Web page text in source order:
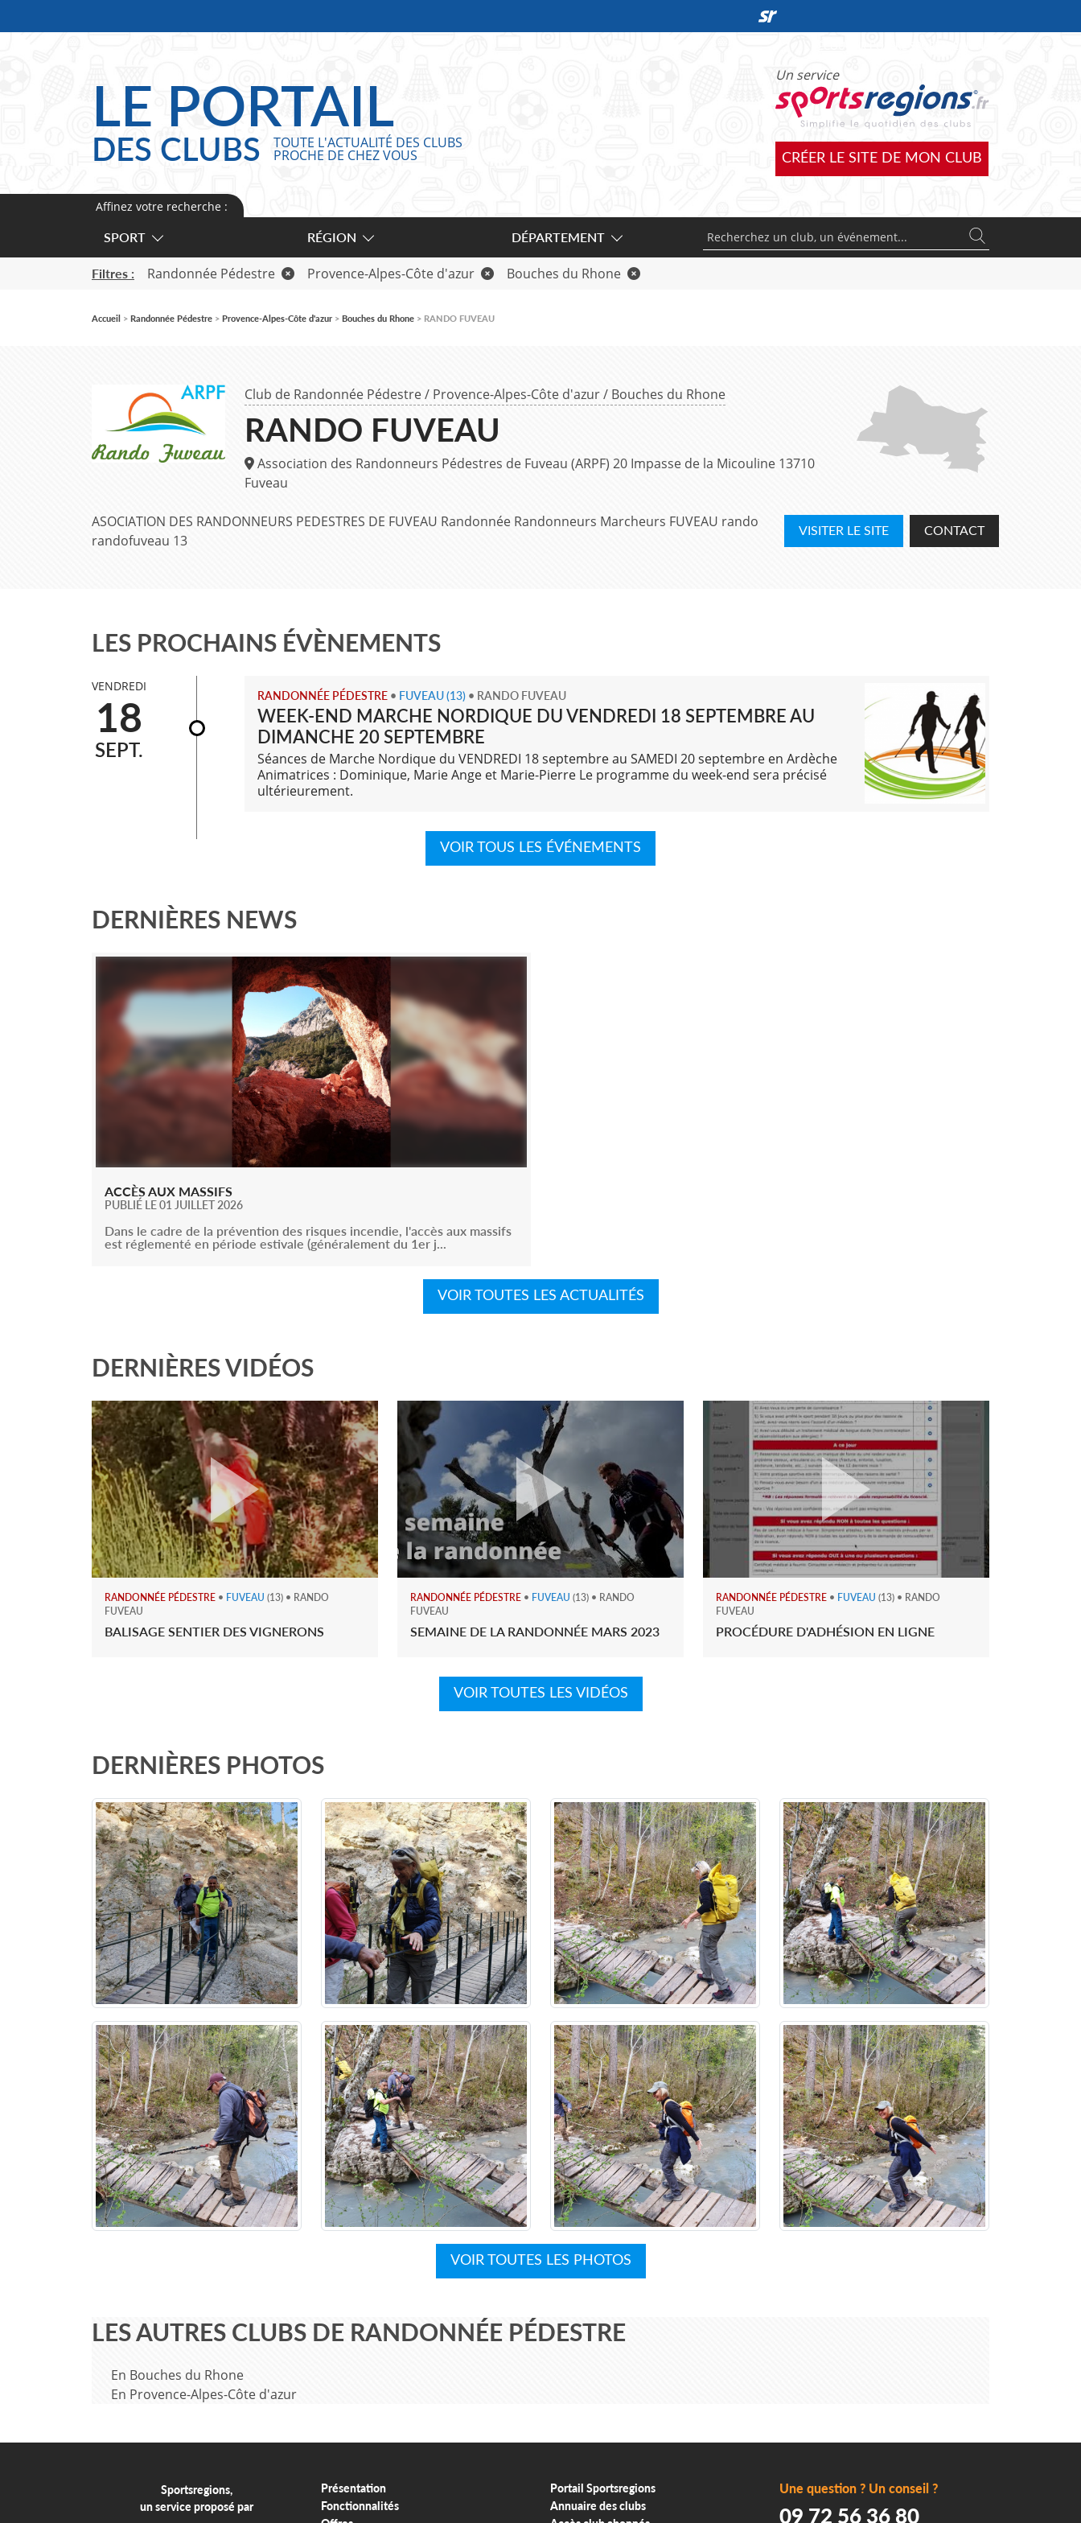
Club de Randonnée Pédestre/ Provence-Alpes-Côte d'azur/ Bouches du Rhone
RANDO FUVEAU
Association des Randonneurs Pédestres de Fuveau (ARPF) 20 Impasse de la Micouline 13710
Fuveau
ASOCIATION DES RANDONNEURS PEDESTRES DE FUVEAU Randonnée Randonneurs Marcheurs FUVEAU rando
randofuveau 13
VISITER LE SITE CONTACT
LES PROCHAINS ÉVÈNEMENTS
VENDREDI
18
SEPT.
RANDONNÉE PÉDESTRE • FUVEAU(13) • RANDO FUVEAU
WEEK-END MARCHE NORDIQUE DU VENDREDI 18 SEPTEMBRE AU
DIMANCHE 20 SEPTEMBRE
Séances de Marche Nordique du VENDREDI 18 septembre au SAMEDI 20 septembre en Ardèche
Animatrices : Dominique, Marie Ange et Marie-Pierre Le programme du week-end sera précisé
ultérieurement.
VOIR TOUS LES ÉVÉNEMENTS
DERNIÈRES NEWS
ACCÈS AUX MASSIFS
PUBLIÉ LE 01 JUILLET 2026
Dans le cadre de la prévention des risques incendie, l'accès aux massifs
est réglementé en période estivale (généralement du 1er j...
VOIR TOUTES LES ACTUALITÉS
DERNIÈRES VIDÉOS
RANDONNÉE PÉDESTRE • FUVEAU (13) • RANDO
FUVEAU
BALISAGE SENTIER DES VIGNERONS
RANDONNÉE PÉDESTRE • FUVEAU (13) • RANDO
FUVEAU
SEMAINE DE LA RANDONNÉE MARS 2023
RANDONNÉE PÉDESTRE • FUVEAU (13) • RANDO
FUVEAU
PROCÉDURE D'ADHÉSION EN LIGNE
VOIR TOUTES LES VIDÉOS
DERNIÈRES PHOTOS
VOIR TOUTES LES PHOTOS
LES AUTRES CLUBS DE RANDONNÉE PÉDESTRE
En Bouches du Rhone
En Provence-Alpes-Côte d'azur
Affinez votre recherche :
SPORT
RÉGION DÉPARTEMENT
Filtres : Randonnée Pédestre Provence-Alpes-Côte d'azur Bouches du Rhone
Accueil Randonnée Pédestre Provence-Alpes-Côte d'azur Bouches du Rhone RANDO FUVEAU
LE PORTAIL
DES CLUBS TOUTE L'ACTUALITÉ DES CLUBS
PROCHE DE CHEZ VOUS
Un service
CRÉER LE SITE DE MON CLUB
Sportsregions,
un service proposé par
Présentation
Fonctionnalités
Portail Sportsregions
Annuaire des clubs
Une question ? Un conseil ?
09 72 56 36 80